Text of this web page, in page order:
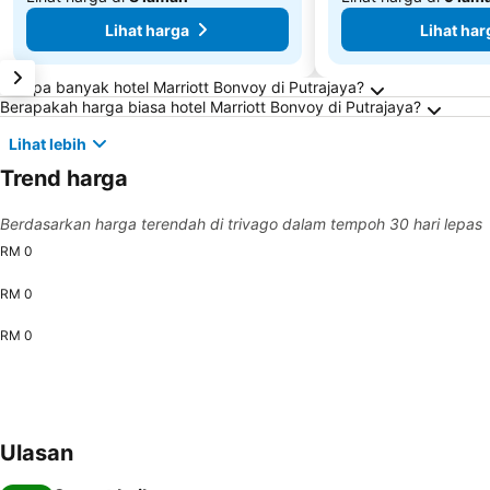
Lihat harga
Lihat
Soalan Lazim tentang Putrajaya
Berapa banyak hotel Marriott Bonvoy di Putrajaya?
Berapakah harga biasa hotel Marriott Bonvoy di Putrajaya?
Lihat lebih
Trend harga
Berdasarkan harga terendah di trivago dalam tempoh 30 hari lepas
RM 0
RM 0
RM 0
Ulasan